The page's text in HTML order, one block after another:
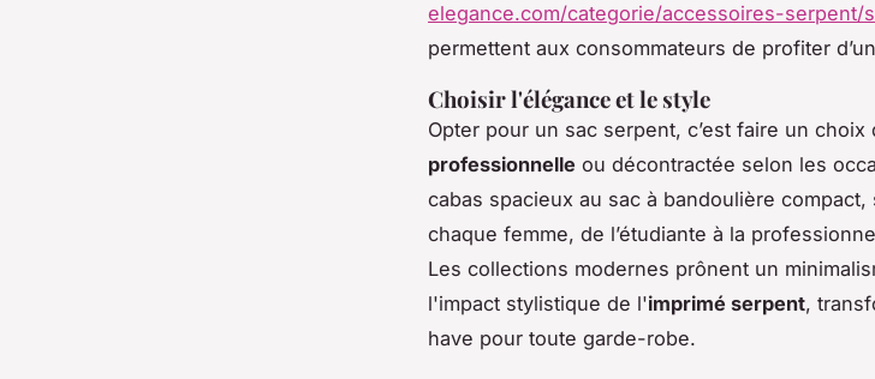
elegance.com/categorie/accessoires-
permettent aux consommateurs de profiter
Choisir l'élégance et le style
Opter pour un sac serpent, c’est faire un
professionnelle ou décontractée selon les
cabas spacieux au sac à bandoulière
chaque femme, de l’étudiante à la
Les collections modernes prônent un
l'impact stylistique de l'imprimé serpent,
have pour toute garde-robe.